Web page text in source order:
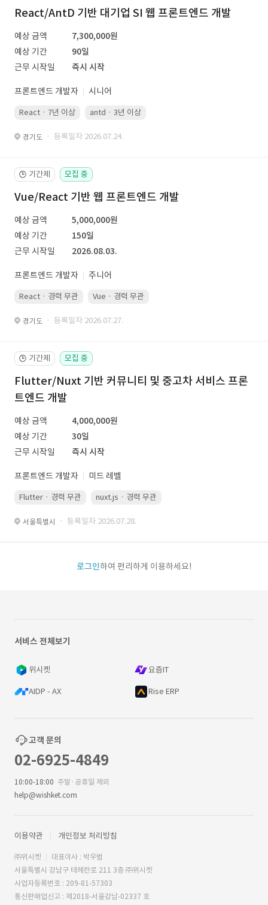
React/AntD 기반 대기업 SI 웹 프론트엔드 개발
예상 금액
7,300,000원
예상 기간
90일
근무 시작일
즉시 시작
프론트엔드 개발자 시니어
React · 7년 이상 antd · 3년 이상
경기도 · 등록일자 2026.07.24.
🕒 기간제 모집 중
Vue/React 기반 웹 프론트엔드 개발
예상 금액
5,000,000원
예상 기간
150일
근무 시작일
2026.08.03.
프론트엔드 개발자 주니어
React · 경력 무관 Vue · 경력 무관
경기도 · 등록일자 2026.07.27.
🕒 기간제 모집 중
Flutter/Nuxt 기반 커뮤니티 및 중고차 서비스 프론
트엔드 개발
예상 금액
4,000,000원
예상 기간
30일
근무 시작일
즉시 시작
프론트엔드 개발자 미드 레벨
Flutter · 경력 무관 nuxt.js · 경력 무관
서울특별시 · 등록일자 2026.07.28.
로그인하여 편리하게 이용하세요!
서비스 전체보기
위시켓 요즘IT
AIDP - AX Rise ERP
고객 문의
02-6925-4849
10:00-18:00 주말·공휴일 제외
help@wishket.com
이용약관 개인정보 처리방침
㈜위시켓
대표이사 : 박우범
서울특별시 강남구 테헤란로 211 3층 ㈜위시켓
사업자등록번호 : 209-81-57303
통신판매업신고 : 제2018-서울강남-02337 호